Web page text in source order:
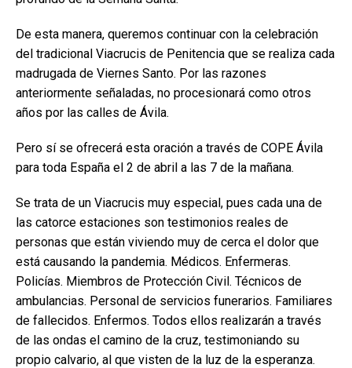
De esta manera, queremos continuar con la celebración
del tradicional Viacrucis de Penitencia que se realiza cada
madrugada de Viernes Santo. Por las razones
anteriormente señaladas, no procesionará como otros
años por las calles de Ávila.
Pero sí se ofrecerá esta oración a través de COPE Ávila
para toda España el 2 de abril a las 7 de la mañana.
Se trata de un Viacrucis muy especial, pues cada una de
las catorce estaciones son testimonios reales de
personas que están viviendo muy de cerca el dolor que
está causando la pandemia. Médicos. Enfermeras.
Policías. Miembros de Protección Civil. Técnicos de
ambulancias. Personal de servicios funerarios. Familiares
de fallecidos. Enfermos. Todos ellos realizarán a través
de las ondas el camino de la cruz, testimoniando su
propio calvario, al que visten de la luz de la esperanza.